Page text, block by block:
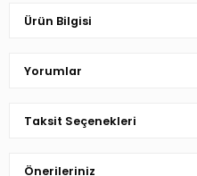
Ürün Bilgisi
Yorumlar
Taksit Seçenekleri
Önerileriniz